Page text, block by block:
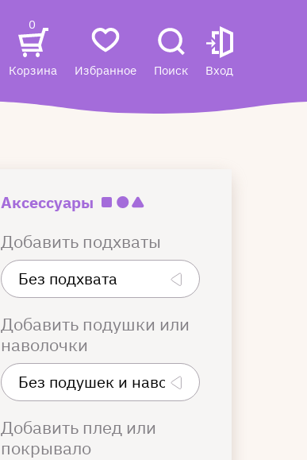
0
Корзина Избранное Поиск Вход
Аксессуары
Добавить подхваты
Добавить подушки или
наволочки
Добавить плед или
покрывало